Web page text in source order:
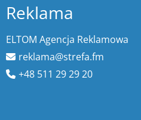
Reklama
ELTOM Agencja Reklamowa
reklama@strefa.fm
+48 511 29 29 20